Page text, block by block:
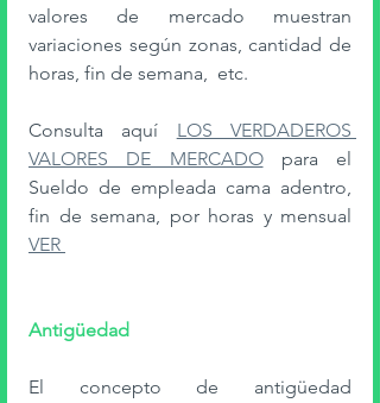
valores de mercado muestran
variaciones según zonas, cantidad de
horas, fin de semana,  etc.
Consulta aquí LOS VERDADEROS
VALORES DE MERCADO para el
Sueldo de empleada cama adentro,
VER
Antigüedad
El concepto de antigüedad